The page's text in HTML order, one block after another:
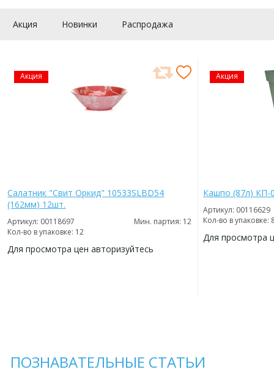
Акция Новинки Распродажа
Акция
Салатник "Свит Оркид" 10533SLBD54
(162мм) 12шт.
Артикул: 00118697
Мин. партия: 12
Кол-во в упаковке: 12
Для просмотра цен авторизуйтесь
Акция
Кашпо (87л) КП-
Артикул: 00116629
Кол-во в упаковке:
Для просмотра
ПОЗНАВАТЕЛЬНЫЕ СТАТЬИ